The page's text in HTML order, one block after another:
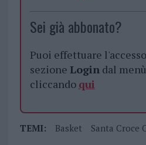
Sei già abbonato?
Puoi effettuare
sezione Logindal
cliccando qui
TEMI: Basket Santa Croce